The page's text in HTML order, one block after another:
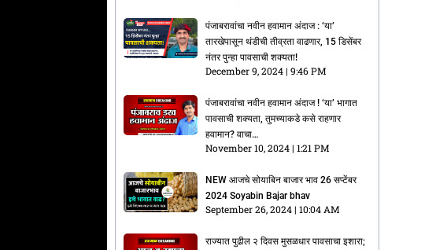
पंजाबरावांचा नवीन हवामान अंदाज : ‘या’
तारखेपासून थंडीची तीव्रता वाढणार, 15 डिसेंबर
नंतर पुन्हा पावसाची शक्यता!
December 9, 2024 9:46 PM
पंजाबरावांचा नवीन हवामान अंदाज ! ‘या’ भागात
पावसाची शक्यता, तुमच्याकडे कसे राहणार
हवामान? वाचा…
November 10, 2024 1:21 PM
NEW आजचे सोयाबिन बाजार भाव 26 सप्टेंबर
2024 Soyabin Bajar bhav
September 26, 2024 10:04 AM
राज्यात पुढील २ दिवस मुसळधार पावसाचा इशारा;